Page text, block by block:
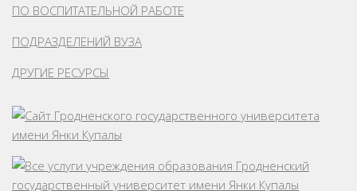
ПО ВОСПИТАТЕЛЬНОЙ РАБОТЕ
ПОДРАЗДЕЛЕНИЙ ВУЗА
ДРУГИЕ РЕСУРСЫ